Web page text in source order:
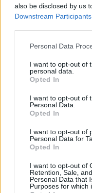
also be disclosed by us
Downstream Participants
Personal Data
I want to opt-out of
personal data.
Opted In
I want to opt-out of
Personal Data.
Opted In
I want to opt-out of
Personal Data for
Opted In
I want to opt-out of
Retention, Sale,
Personal Data that
Purposes for which
13 kpl
Entä muut
Tammikuussa
Huhtikuussa
Heinäkuussa